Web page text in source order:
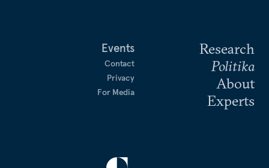
Research
Politika
About
Experts
Events
Contact
Privacy
For Media